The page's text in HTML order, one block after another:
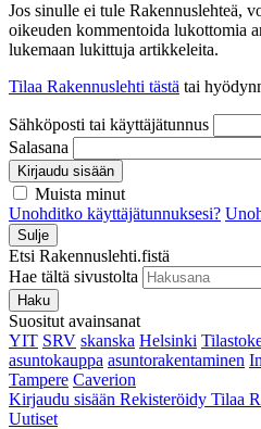
Jos sinulle ei tule Rakennuslehteä,
oikeuden kommentoida lukottomia
lukemaan lukittuja artikkeleita.
Tilaa Rakennuslehti tästä tai
Sähköposti tai käyttäjätunnus
Salasana
Kirjaudu sisään
Muista minut
Unohditko käyttäjätunnuksesi?
Sulje
Etsi Rakennuslehti.fistä
Hae tältä sivustolta
Haku
Suositut avainsanat
YIT SRV skanska Helsinki
asuntokauppa asuntorakentaminen
Tampere Caverion
Kirjaudu sisään Rekisteröidy Tilaa
Uutiset